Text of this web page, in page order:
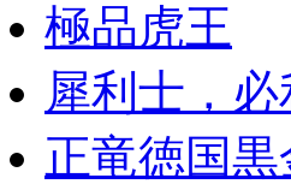
極品虎王
犀利士，
正竜徳国黒